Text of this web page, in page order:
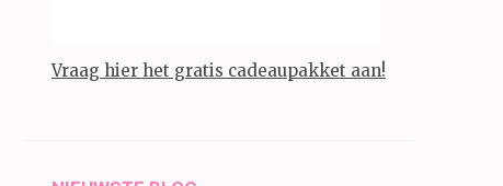
Vraag hier het gratis cadeaupakket aan!